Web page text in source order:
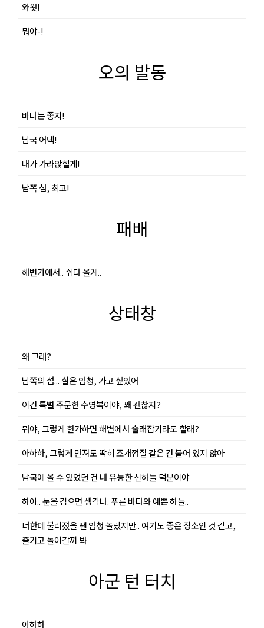
와왓!
뭐야-!
오의 발동
바다는 좋지!
남국 어택!
내가 가라앉힐게!
남쪽 섬, 최고!
패배
해변가에서.. 쉬다 올게..
상태창
왜 그래?
남쪽의 섬... 실은 엄청, 가고 싶었어
이건 특별 주문한 수영복이야, 꽤 괜찮지?
뭐야, 그렇게 한가하면 해변에서 술래잡기라도 할래?
아하하, 그렇게 만져도 딱히 조개껍질 같은 건 붙어 있지 않아
남국에 올 수 있었던 건 내 유능한 신하들 덕분이야
하아.. 눈을 감으면 생각나. 푸른 바다와 예쁜 하늘..
너한테 불러졌을 땐 엄청 놀랐지만.. 여기도 좋은 장소인 것 같고,
즐기고 돌아갈까 봐
아군 턴 터치
아하하